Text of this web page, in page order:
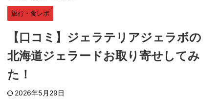
旅行・食レポ
【口コミ】ジェラテリアジェラボの
北海道ジェラードお取り寄せしてみ
た！
2026年5月29日